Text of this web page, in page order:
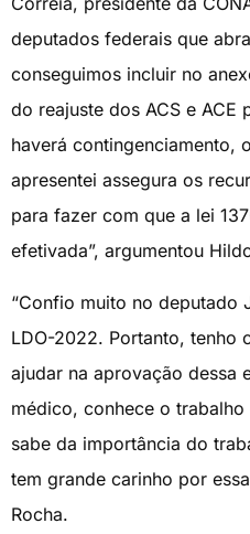
deputados federais que
conseguimos incluir no
do reajuste dos ACS e ACE
haverá contingenciamento,
apresentei assegura os
para fazer com que a lei
efetivada”, argumentou
“Confio muito no deputado
LDO-2022. Portanto, tenho
ajudar na aprovação dessa
médico, conhece o
sabe da importância do
tem grande carinho por
Rocha.